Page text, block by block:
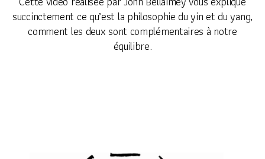
succinctement ce qu’est la philosophie du yin et du yang,
comment les deux sont complémentaires à notre
équilibre.